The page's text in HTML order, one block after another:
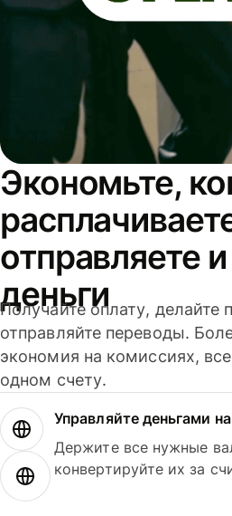
Экономьте,
отправляете
деньги
Получайте оплату, делайте
отправляйте переводы.
экономия на комиссиях,
одном счету.
Управляйте деньгами
Держите все нужные
конвертируйте их за